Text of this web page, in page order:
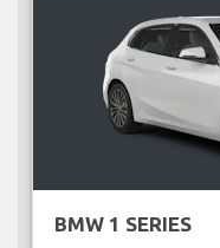
BMW 1 SERIES